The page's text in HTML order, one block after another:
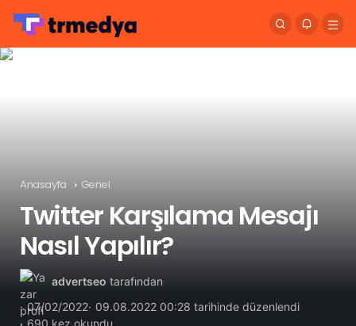
Anasayfa Genel
Twitter Karşılama Mesajı
Nasıl Yapılır?
advertseo tarafından
07/02/2022 09.08.2022 00:28 tarihinde düzenlendi
690 kez okundu